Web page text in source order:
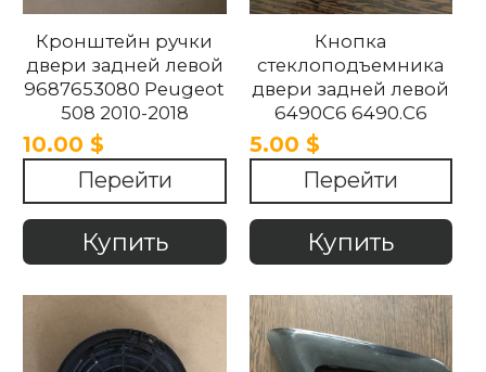
Кронштейн ручки
двери задней левой
9687653080 Peugeot
508 2010-2018
10.00 $
Перейти
Купить
Кнопка
стеклоподъемника
двери задней левой
6490C6 6490.C6
Peugeot 508 2010-
2018
5.00 $
Перейти
Купить